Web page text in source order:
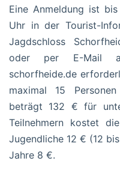
Eine Anmeldung ist
Uhr in der Tourist-
Jagdschloss
oder per E-Mail an
schorfheide.de
maximal 15
beträgt 132 € für
Teilnehmern kostet
Jugendliche 12 € (12
Jahre 8 €.